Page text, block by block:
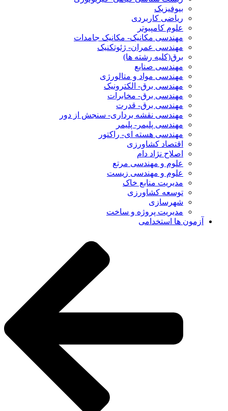
بیوفیزیک
ریاضی کاربردی
علوم کامپیوتر
مهندسی مکانیک- مکانیک جامدات
مهندسی عمران- ژئوتکنیک
برق(کلیه رشته ها)
مهندسی صنایع
مهندسی مواد و متالورژی
مهندسی برق- الکترونیک
مهندسی برق- مخابرات
مهندسی برق- قدرت
مهندسی نقشه برداری- سنجش از دور
مهندسی پلیمر- پلیمر
مهندسی هسته ای- راکتور
اقتصاد کشاورزی
اصلاح نژاد دام
علوم و مهندسی مرتع
علوم و مهندسی زیست
مدیریت منابع خاک
توسعه کشاورزی
شهرسازی
مدیریت پروژه و ساخت
آزمون ها استخدامی